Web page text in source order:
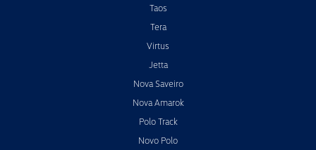
Taos
Tera
Virtus
Jetta
Nova Saveiro
Nova Amarok
Polo Track
Novo Polo